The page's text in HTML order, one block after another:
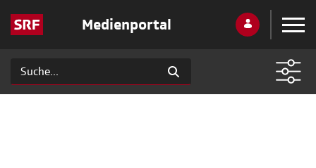
Medienportal